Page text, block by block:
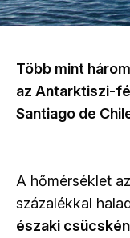
Több mint
az Antarktiszi-
Santiago de
A hőmérséklet
százalékkal
északi